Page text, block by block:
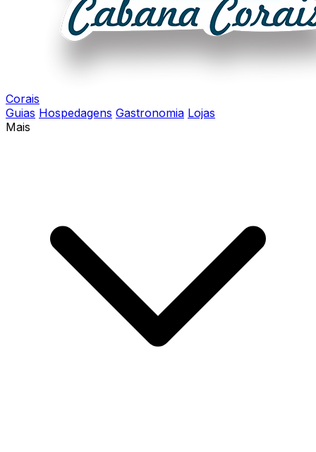
Corais
Guias Hospedagens Gastronomia Lojas
Mais